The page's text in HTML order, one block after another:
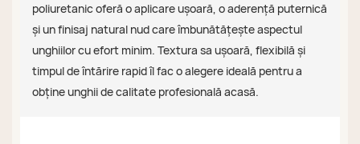
poliuretanic oferă o aplicare ușoară, o aderență puternică
și un finisaj natural nud care îmbunătățește aspectul
unghiilor cu efort minim. Textura sa ușoară, flexibilă și
timpul de întărire rapid îl fac o alegere ideală pentru a
obține unghii de calitate profesională acasă.